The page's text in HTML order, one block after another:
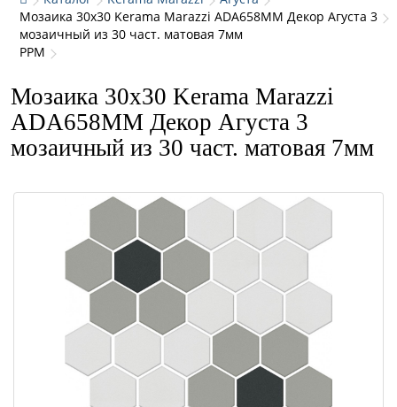
Мозаика 30x30 Kerama Marazzi ADA658MM Декор Агуста 3
мозаичный из 30 част. матовая 7мм
PPM
Мозаика 30x30 Kerama Marazzi
ADA658MM Декор Агуста 3
мозаичный из 30 част. матовая 7мм